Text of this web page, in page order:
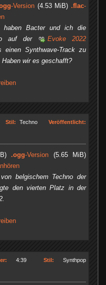
-Version (4.53 MiB).flac-
haben Bacter und ich die
auf der
Evoke 2022
einen Synthwave-Track zu
wir es geschafft?
Stil: Techno
Veröffentlicht:
.ogg-Version (5.65 MiB)
belgischem Techno der
den vierten Platz in der
4:39 Stil: Synthpop